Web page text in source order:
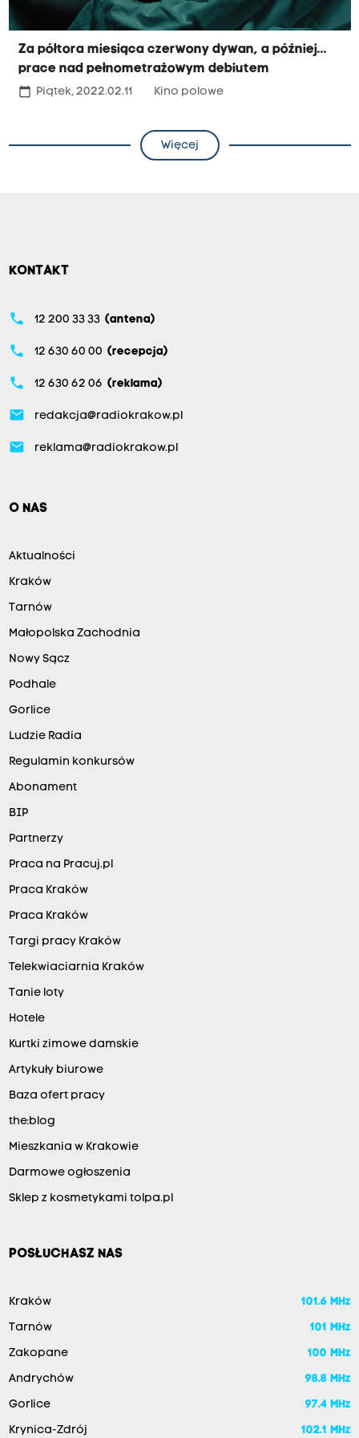
Za półtora miesiąca czerwony dywan, a później...
prace nad pełnometrażowym debiutem
calendar_today Piątek, 2022.02.11 Kino polowe
Więcej
KONTAKT
phone 12 200 33 33 (antena)
phone 12 630 60 00 (recepcja)
phone 12 630 62 06 (reklama)
email redakcja@radiokrakow.pl
email reklama@radiokrakow.pl
O NAS
Aktualności
Kraków
Tarnów
Małopolska Zachodnia
Nowy Sącz
Podhale
Gorlice
Ludzie Radia
Regulamin konkursów
Abonament
BIP
Partnerzy
Praca na Pracuj.pl
Praca Kraków
Praca Kraków
Targi pracy Kraków
Telekwiaciarnia Kraków
Tanie loty
Hotele
Kurtki zimowe damskie
Artykuły biurowe
Baza ofert pracy
the:blog
Mieszkania w Krakowie
Darmowe ogłoszenia
Sklep z kosmetykami tolpa.pl
POSŁUCHASZ NAS
Kraków 101.6 MHz
Tarnów 101 MHz
Zakopane 100 MHz
Andrychów 98.8 MHz
Gorlice 97.4 MHz
Krynica-Zdrój 102.1 MHz